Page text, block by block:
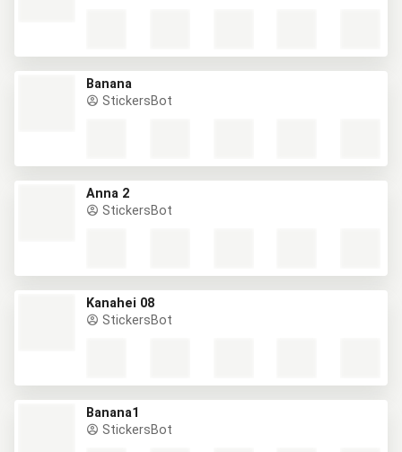
Banana
StickersBot
Anna 2
StickersBot
Kanahei 08
StickersBot
Banana1
StickersBot